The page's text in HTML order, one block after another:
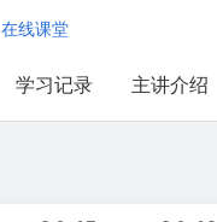
在线课堂
学习记录 主讲介绍